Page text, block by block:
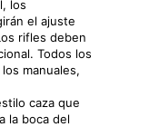
los
el ajuste
rifles deben
Todos los
manuales,
caza que
la boca del